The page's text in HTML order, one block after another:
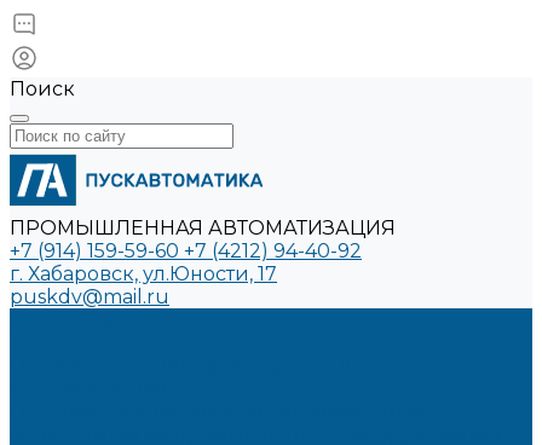
Поиск
ПРОМЫШЛЕННАЯ АВТОМАТИЗАЦИЯ
+7 (914) 159-59-60 +7 (4212) 94-40-92
г. Хабаровск, ул.Юности, 17
puskdv@mail.ru